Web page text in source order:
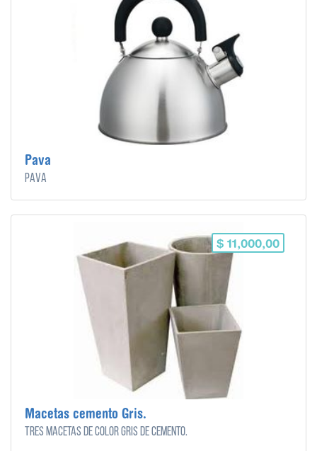
Pava
Pava
$ 11,000,00
Macetas cemento Gris.
Tres macetas de color gris de cemento.